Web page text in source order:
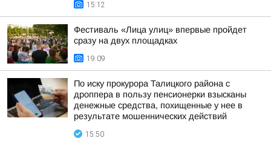
15:12
Фестиваль «Лица улиц» впервые пройдет
сразу на двух площадках
19:09
По иску прокурора Талицкого района с
дроппера в пользу пенсионерки взысканы
денежные средства, похищенные у нее в
результате мошеннических действий
15:50